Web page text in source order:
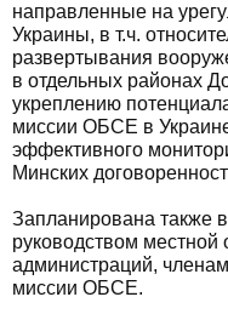
направленные на
Украины, в т.ч.
развертывания
в отдельных районах
укреплению
миссии ОБСЕ в
эффективного
Минских
Запланирована также
руководством местной
администраций,
миссии ОБСЕ.